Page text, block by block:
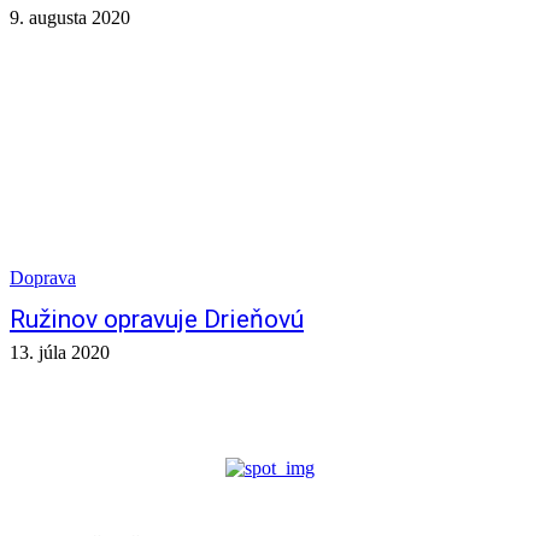
9. augusta 2020
Doprava
Ružinov opravuje Drieňovú
13. júla 2020